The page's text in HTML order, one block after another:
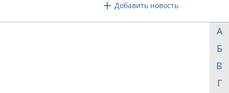
Добавить новость
А
Б
В
Г